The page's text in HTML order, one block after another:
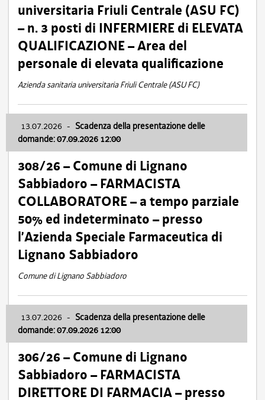
universitaria Friuli Centrale (ASU FC)
– n. 3 posti di INFERMIERE di ELEVATA
QUALIFICAZIONE – Area del
personale di elevata qualificazione
Azienda sanitaria universitaria Friuli Centrale (ASU FC)
13.07.2026 - Scadenza della presentazione delle
domande: 07.09.2026 12:00
308/26 – Comune di Lignano
Sabbiadoro – FARMACISTA
COLLABORATORE – a tempo parziale
50% ed indeterminato – presso
l’Azienda Speciale Farmaceutica di
Lignano Sabbiadoro
Comune di Lignano Sabbiadoro
13.07.2026 - Scadenza della presentazione delle
domande: 07.09.2026 12:00
306/26 – Comune di Lignano
Sabbiadoro – FARMACISTA
DIRETTORE DI FARMACIA – presso